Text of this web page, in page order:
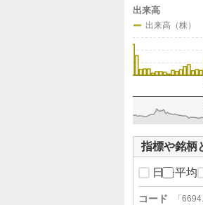
出来高
出来高（株）
指標や銘柄
日経平均
コード 「